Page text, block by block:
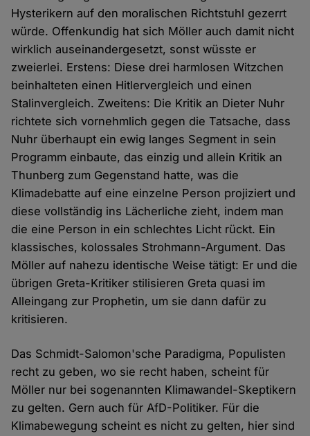
Hysterikern auf den moralischen Richtstuhl gezerrt
würde. Offenkundig hat sich Möller auch damit nicht
wirklich auseinandergesetzt, sonst wüsste er
zweierlei. Erstens: Diese drei harmlosen Witzchen
beinhalteten einen Hitlervergleich und einen
Stalinvergleich. Zweitens: Die Kritik an Dieter Nuhr
richtete sich vornehmlich gegen die Tatsache, dass
Nuhr überhaupt ein ewig langes Segment in sein
Programm einbaute, das einzig und allein Kritik an
Thunberg zum Gegenstand hatte, was die
Klimadebatte auf eine einzelne Person projiziert und
diese vollständig ins Lächerliche zieht, indem man
die eine Person in ein schlechtes Licht rückt. Ein
klassisches, kolossales Strohmann-Argument. Das
Möller auf nahezu identische Weise tätigt: Er und die
übrigen Greta-Kritiker stilisieren Greta quasi im
Alleingang zur Prophetin, um sie dann dafür zu
kritisieren.
Das Schmidt-Salomon'sche Paradigma, Populisten
recht zu geben, wo sie recht haben, scheint für
Möller nur bei sogenannten Klimawandel-Skeptikern
zu gelten. Gern auch für AfD-Politiker. Für die
Klimabewegung scheint es nicht zu gelten, hier sind